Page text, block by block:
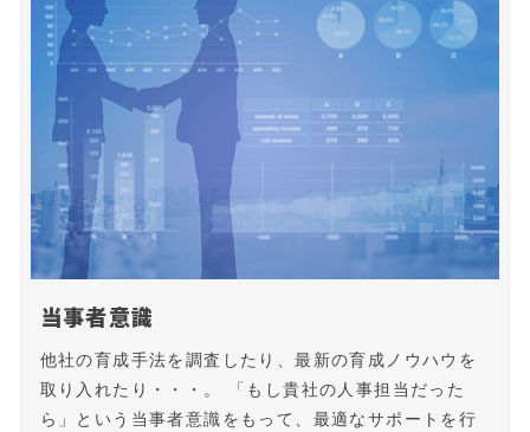
当事者意識
他社の育成手法を調査したり、最新の育成ノウハウを
取り入れたり・・・。 「もし貴社の人事担当だった
ら」という当事者意識をもって、最適なサポートを行